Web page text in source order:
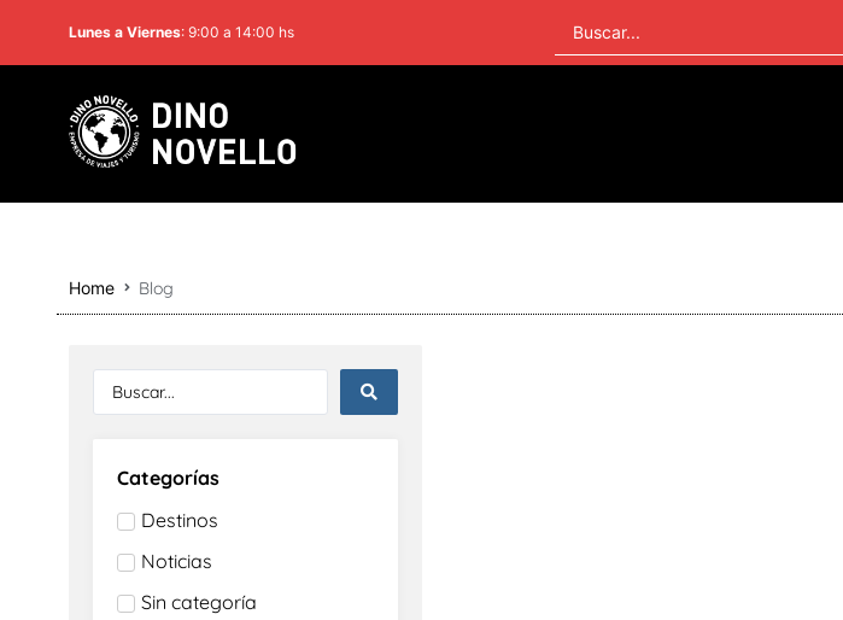
Lunes a Viernes: 9:00 a 14:00 hs
Home Blog
Categorías
Destinos
Noticias
Sin categoría